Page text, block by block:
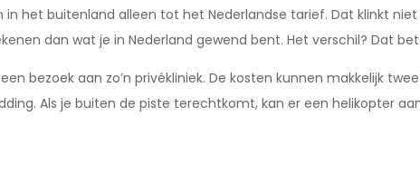
in het buitenland alleen tot het Nederlandse tarief. Dat klinkt
dan wat je in Nederland gewend bent. Het verschil? Dat
bezoek aan zo’n privékliniek. De kosten kunnen makkelijk
Als je buiten de piste terechtkomt, kan er een helikopter